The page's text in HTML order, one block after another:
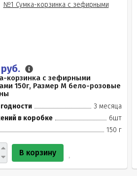
корзинка с зефирными
150г, Размер М бело-розовые
3 месяца
в коробке
6шт
150 г
В корзину